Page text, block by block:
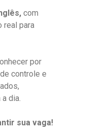
com
real para
por
controle e
dia.
sua vaga!